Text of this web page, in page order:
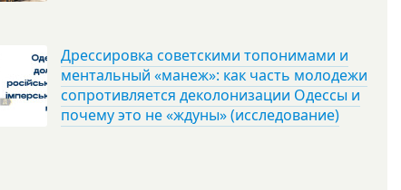
Дрессировка советскими топонимами и
ментальный «манеж»: как часть молодежи
сопротивляется деколонизации Одессы и
почему это не «ждуны» (исследование)